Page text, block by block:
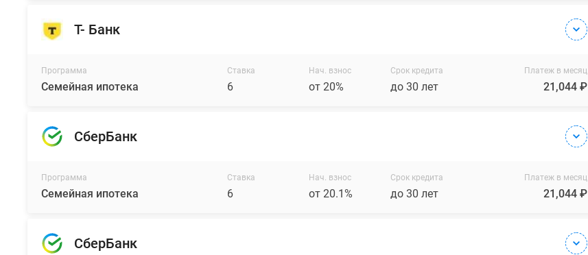
Т- Банк
Программа
Семейная ипотека
Ставка
6
Нач. взнос
от 20%
Срок кредита
до 30 лет
Платеж в месяц
21,044 ₽
СберБанк
Программа
Семейная ипотека
Ставка
6
Нач. взнос
от 20.1%
Срок кредита
до 30 лет
Платеж в месяц
21,044 ₽
СберБанк